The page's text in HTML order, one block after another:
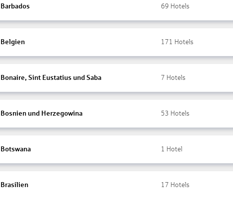
Barbados 69 Hotels
Belgien 171 Hotels
Bonaire, Sint Eustatius und Saba 7 Hotels
Bosnien und Herzegowina 53 Hotels
Botswana 1 Hotel
Brasilien 17 Hotels